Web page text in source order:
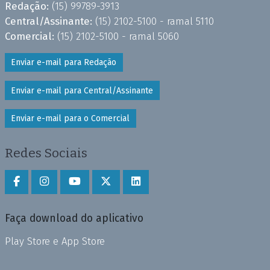
Redação: (15) 99789-3913
Central/Assinante: (15) 2102-5100 - ramal 5110
Comercial: (15) 2102-5100 - ramal 5060
Enviar e-mail para Redação
Enviar e-mail para Central/Assinante
Enviar e-mail para o Comercial
Redes Sociais
Faça download do aplicativo
Play Store e App Store